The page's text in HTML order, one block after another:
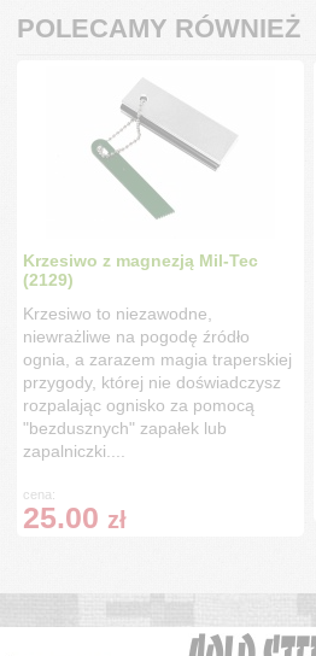
POLECAMY RÓWNIEŻ
Krzesiwo z magnezją Mil-Tec
(2129)
Krzesiwo to niezawodne,
niewrażliwe na pogodę źródło
ognia, a zarazem magia traperskiej
przygody, której nie doświadczysz
rozpalając ognisko za pomocą
"bezdusznych" zapałek lub
zapalniczki....
cena:
25.00 zł